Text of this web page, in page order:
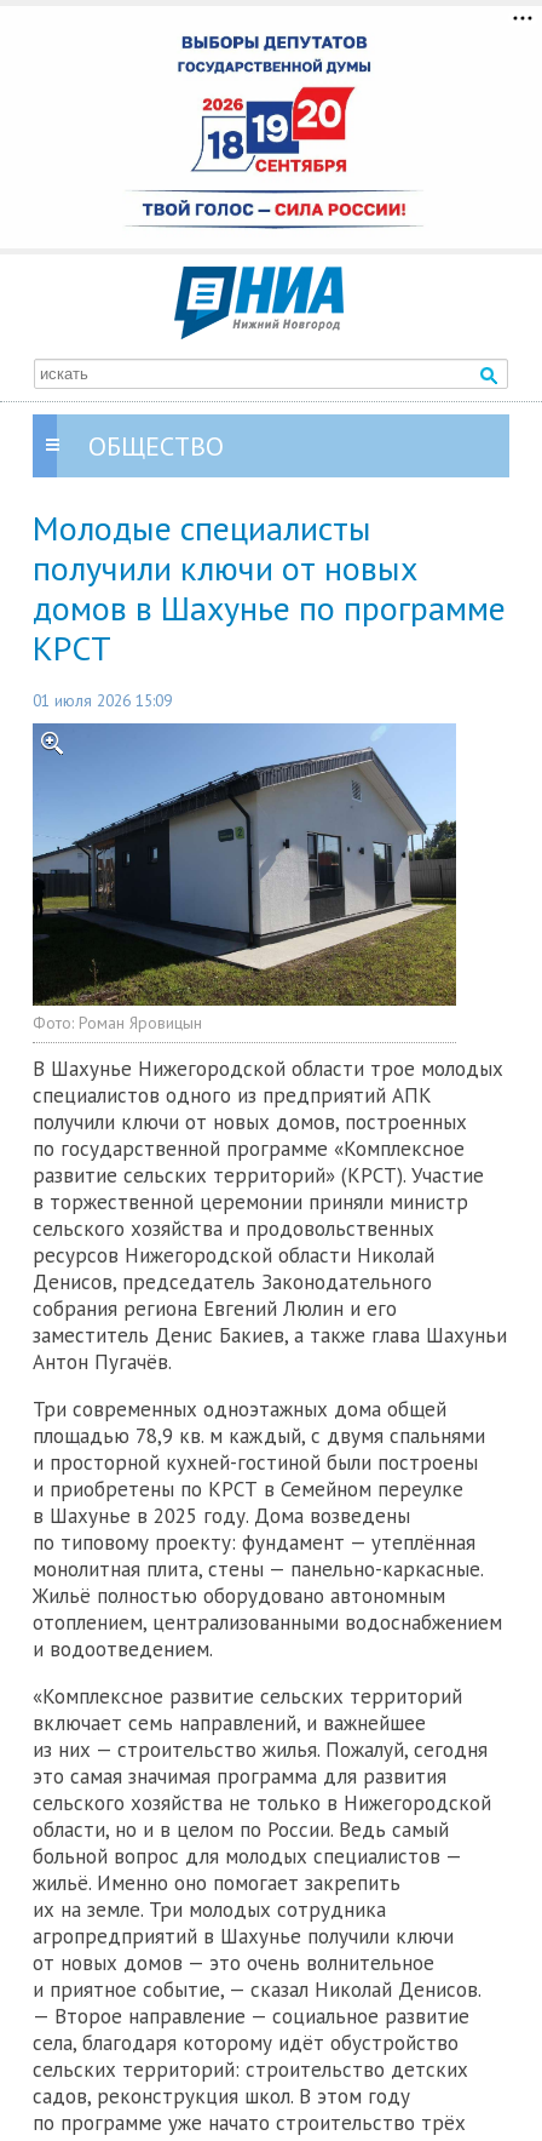
ОБЩЕСТВО
Молодые специалисты
получили ключи от новых
домов в Шахунье по программе
КРСТ
01 июля 2026 15:09
Фото: Роман Яровицын
В Шахунье Нижегородской области трое молодых
специалистов одного из предприятий АПК
получили ключи от новых домов, построенных
по государственной программе «Комплексное
развитие сельских территорий» (КРСТ). Участие
в торжественной церемонии приняли министр
сельского хозяйства и продовольственных
ресурсов Нижегородской области Николай
Денисов, председатель Законодательного
собрания региона Евгений Люлин и его
заместитель Денис Бакиев, а также глава Шахуньи
Антон Пугачёв.
Три современных одноэтажных дома общей
площадью 78,9 кв. м каждый, с двумя спальнями
и просторной кухней-гостиной были построены
и приобретены по КРСТ в Семейном переулке
в Шахунье в 2025 году. Дома возведены
по типовому проекту: фундамент — утеплённая
монолитная плита, стены — панельно-каркасные.
Жильё полностью оборудовано автономным
отоплением, централизованными водоснабжением
и водоотведением.
«Комплексное развитие сельских территорий
включает семь направлений, и важнейшее
из них — строительство жилья. Пожалуй, сегодня
это самая значимая программа для развития
сельского хозяйства не только в Нижегородской
области, но и в целом по России. Ведь самый
больной вопрос для молодых специалистов —
жильё. Именно оно помогает закрепить
их на земле. Три молодых сотрудника
агропредприятий в Шахунье получили ключи
от новых домов — это очень волнительное
и приятное событие, — сказал Николай Денисов.
— Второе направление — социальное развитие
села, благодаря которому идёт обустройство
сельских территорий: строительство детских
садов, реконструкция школ. В этом году
по программе уже начато строительство трёх